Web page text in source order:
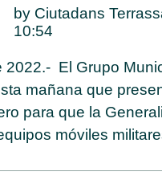
by Ciutadans
10:54
2022.- El Grupo
mañana que
para que la
móviles